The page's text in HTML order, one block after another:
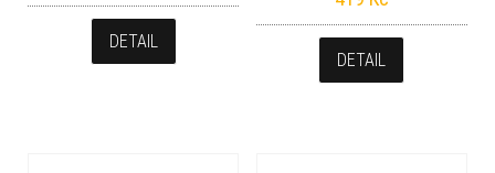
DETAIL
DETAIL